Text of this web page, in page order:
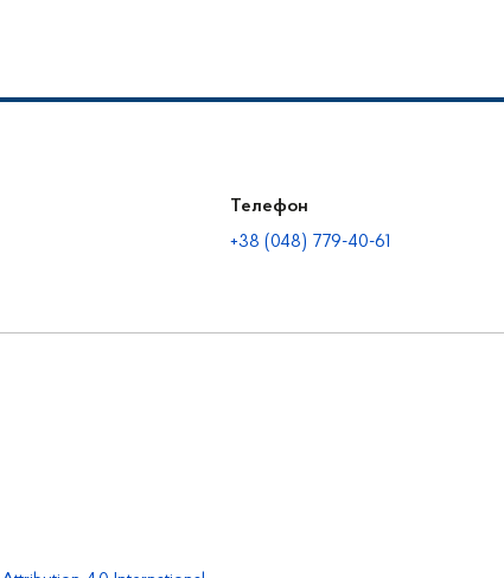
Телефон
+38 (048) 779-40-61